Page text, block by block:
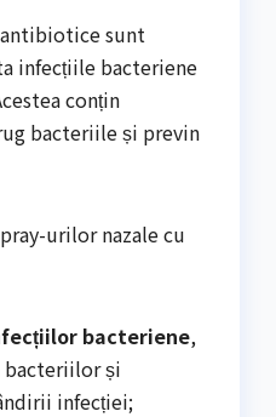
sunt
infecțiile bacteriene
conțin
bacteriile și previn
urilor nazale cu
bacteriene,
bacteriilor și
infecției;